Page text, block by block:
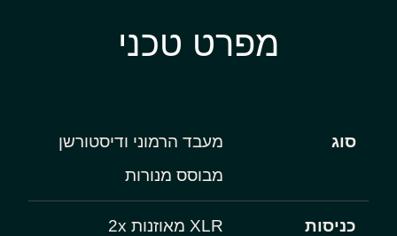
מפרט טכני
סוג
מעבד הרמוני ודיסטורשן
מבוסס מנורות
כניסות XLR מאוזנות 2x